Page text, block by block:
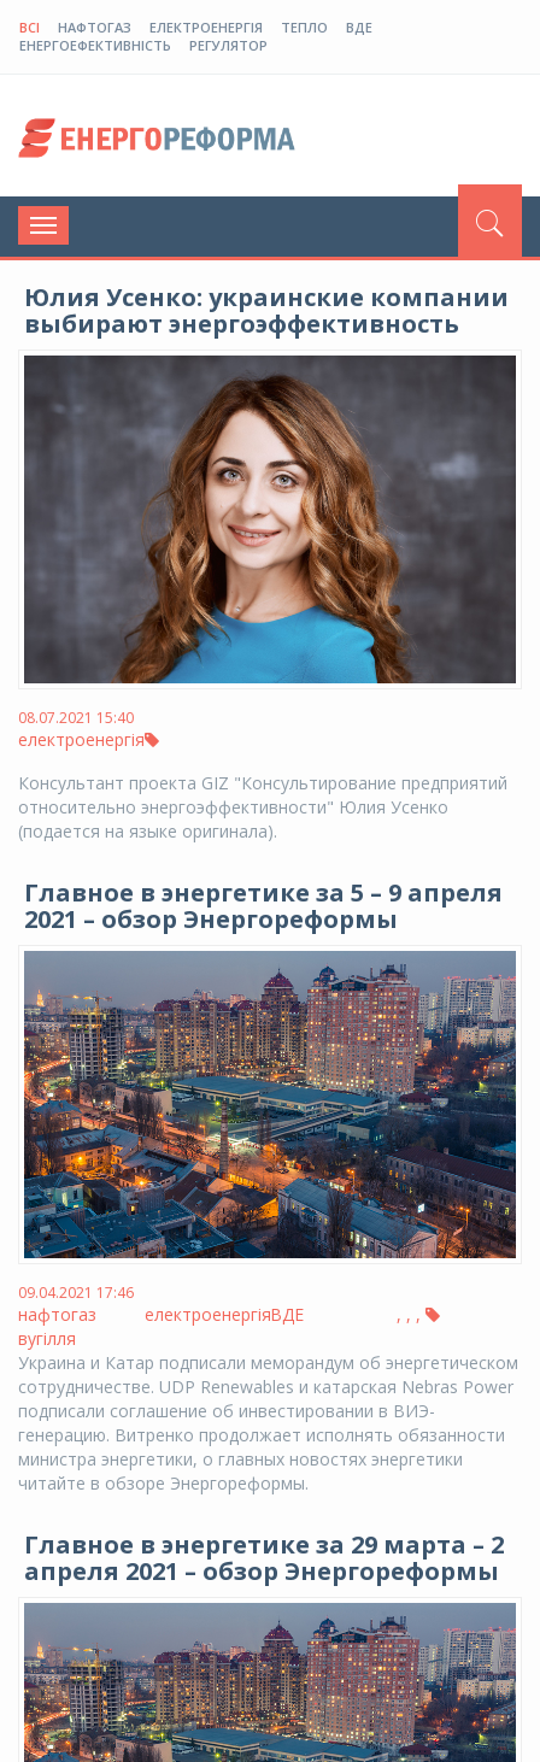
ВСІ НАФТОГАЗ ЕЛЕКТРОЕНЕРГІЯ ТЕПЛО
ВДЕ
ЕНЕРГОЕФЕКТИВНІСТЬ
РЕГУЛЯТОР
Toggle
navigation
Юлия Усенко: украинские компании
выбирают энергоэффективность
08.07.2021 15:40
електроенергія
Консультант проекта GIZ "Консультирование предприятий
относительно энергоэффективности" Юлия Усенко
(подается на языке оригинала).
Главное в энергетике за 5 – 9 апреля
2021 – обзор Энергореформы
09.04.2021 17:46
нафтогаз ,
електроенергія ,
ВДЕ
,
вугілля
Украина и Катар подписали меморандум об энергетическом
сотрудничестве. UDP Renewables и катарская Nebras Power
подписали соглашение об инвестировании в ВИЭ-
генерацию. Витренко продолжает исполнять обязанности
министра энергетики, о главных новостях энергетики
читайте в обзоре Энергореформы.
Главное в энергетике за 29 марта – 2
апреля 2021 – обзор Энергореформы